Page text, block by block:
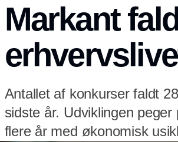
Markant
Antallet af konkurser faldt
sidste år. Udviklingen
flere år med økonomisk